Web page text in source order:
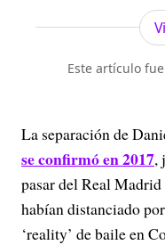
siempre
Este artículo
La separación de
se confirmó en 2017,
pasar del Real
habían distanciado
‘reality’ de baile en